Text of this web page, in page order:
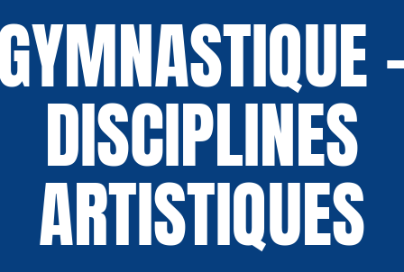
DISCIPLINES
ARTISTIQUES